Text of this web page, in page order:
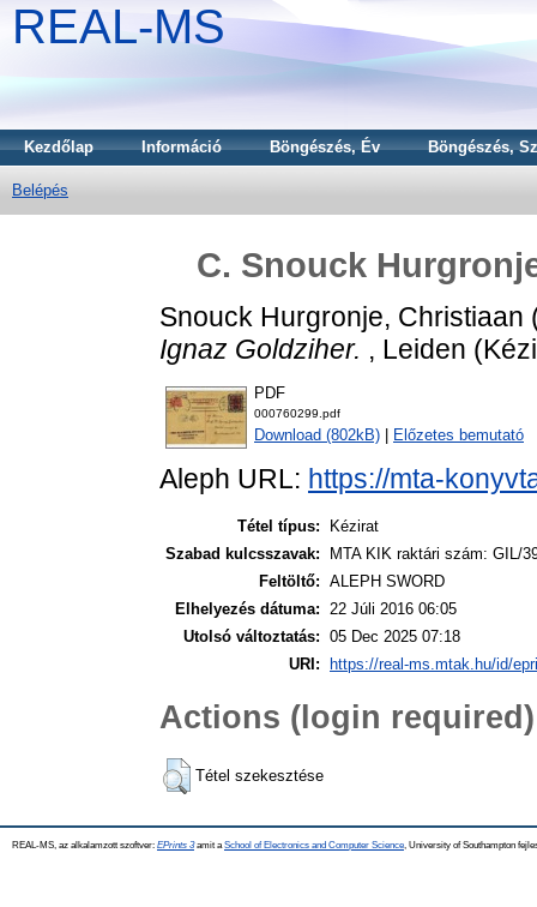
REAL-MS
Kezdőlap Információ Böngészés, Év Böngészés,
Belépés
C. Snouck
Snouck Hurgronje, Christiaan
Ignaz Goldziher. , Leiden
PDF
000760299.pdf
Download (802kB) Előzetes bemutató
Aleph URL: https://mta-
Tétel típus:
Kézirat
Szabad kulcsszavak:
MTA KIK raktári szám: GIL/
Feltöltő: ALEPH SWORD
Elhelyezés dátuma: 22 Júli 2016 06:05
Utolsó változtatás: 05 Dec 2025 07:18
URI:
https://real-ms.mtak.hu/id/
Actions (login required)
Tétel szekesztése
REAL-MS, az alkalamzott szoftver: EPrints 3amit a School of Electronics and Computer Science , University of Southampton